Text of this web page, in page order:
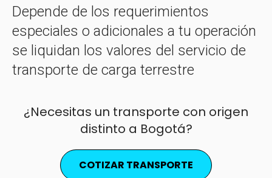
Depende de los requerimientos
especiales o adicionales a tu operación
se liquidan los valores del servicio de
transporte de carga terrestre
¿Necesitas un transporte con origen
distinto a Bogotá?
COTIZAR TRANSPORTE